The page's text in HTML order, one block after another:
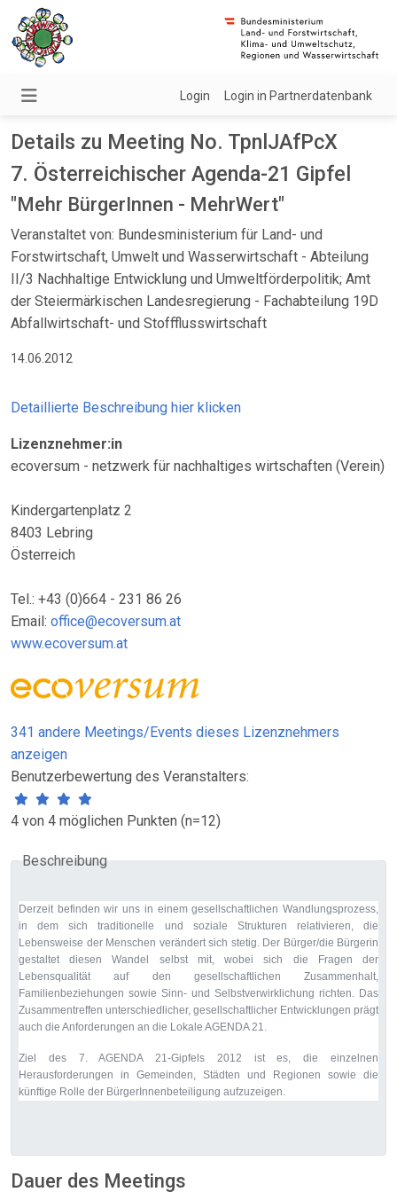
Login Login in Partnerdatenbank
Details zu Meeting No. TpnlJAfPcX
7. Österreichischer Agenda-21 Gipfel
"Mehr BürgerInnen - MehrWert"
Veranstaltet von: Bundesministerium für Land- und
Forstwirtschaft, Umwelt und Wasserwirtschaft - Abteilung
II/3 Nachhaltige Entwicklung und Umweltförderpolitik; Amt
der Steiermärkischen Landesregierung - Fachabteilung 19D
Abfallwirtschaft- und Stoffflusswirtschaft
14.06.2012
Detaillierte Beschreibung hier klicken
Lizenznehmer:in
ecoversum - netzwerk für nachhaltiges wirtschaften (Verein)
Kindergartenplatz 2
8403 Lebring
Österreich
Tel.: +43 (0)664 - 231 86 26
Email: office@ecoversum.at
www.ecoversum.at
341 andere Meetings/Events dieses Lizenznehmers
anzeigen
Benutzerbewertung des Veranstalters:
4 von 4 möglichen Punkten (n=12)
Beschreibung
Derzeit befinden wir uns in einem gesellschaftlichen Wandlungsprozess,
in dem sich traditionelle und soziale Strukturen relativieren, die
Lebensweise der Menschen verändert sich stetig. Der Bürger/die Bürgerin
gestaltet diesen Wandel selbst mit, wobei sich die Fragen der
Lebensqualität auf den gesellschaftlichen Zusammenhalt,
Familienbeziehungen sowie Sinn- und Selbstverwirklichung richten. Das
Zusammentreffen unterschiedlicher, gesellschaftlicher Entwicklungen prägt
auch die Anforderungen an die Lokale AGENDA 21.
Ziel des 7. AGENDA 21-Gipfels 2012 ist es, die einzelnen
Herausforderungen in Gemeinden, Städten und Regionen sowie die
künftige Rolle der BürgerInnenbeteiligung aufzuzeigen.
Dauer des Meetings